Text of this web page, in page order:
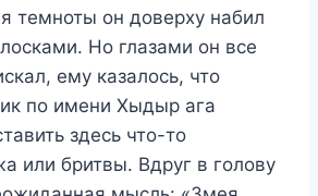
темноты он доверху набил
Но глазами он все
ему казалось, что
по имени Хыдыр ага
здесь что-то
или бритвы. Вдруг в голову